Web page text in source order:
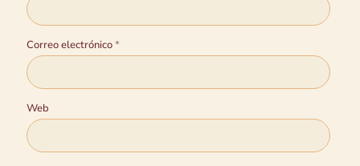
Correo electrónico*
Web